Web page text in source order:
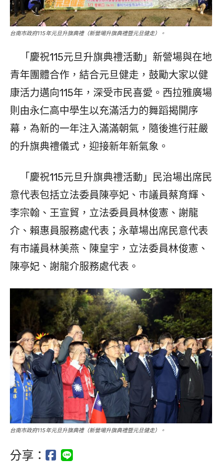
台南市政府115年元旦升旗典禮（新營場升旗典禮暨元旦健走）。
「慶祝115元旦升旗典禮活動」新營場與在地
青年團體合作，結合元旦健走，鼓勵大家以健
康活力邁向115年，深受市民喜愛。西拉雅廣場
則由永仁高中學生以充滿活力的舞蹈揭開序
幕，為新的一年注入滿滿朝氣，隨後進行莊嚴
的升旗典禮儀式，迎接新年新氣象。
「慶祝115元旦升旗典禮活動」民治場出席民
意代表包括立法委員陳亭妃、市議員蔡育輝、
李宗翰、王宣貿，立法委員員林俊憲、謝龍
介、賴惠員服務處代表；永華場出席民意代表
有市議員林美燕、陳皇宇，立法委員林俊憲、
陳亭妃、謝龍介服務處代表。
台南市政府115年元旦升旗典禮（新營場升旗典禮暨元旦健走）。
分享：